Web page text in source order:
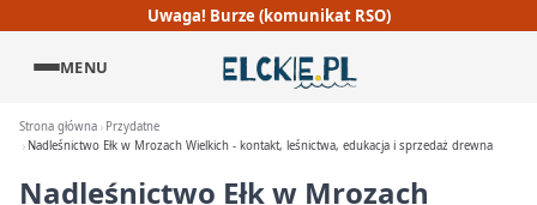
Uwaga! Burze (komunikat RSO)
MENU
Strona główna
Przydatne
Nadleśnictwo Ełk w Mrozach Wielkich - kontakt, leśnictwa, edukacja i sprzedaż drewna
Nadleśnictwo Ełk w Mrozach